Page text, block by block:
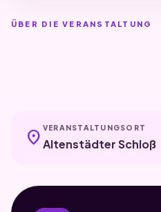
ÜBER DIE VERANSTALTUNG
location_on VERANSTALTUNGSORT
Altenstädter Schloß